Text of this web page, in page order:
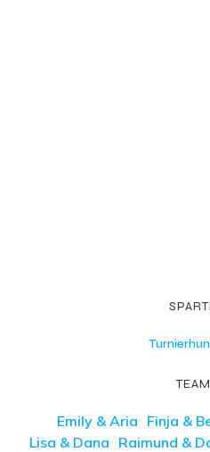
Emily & Aria Finja &
Lisa & Dana Raimund &